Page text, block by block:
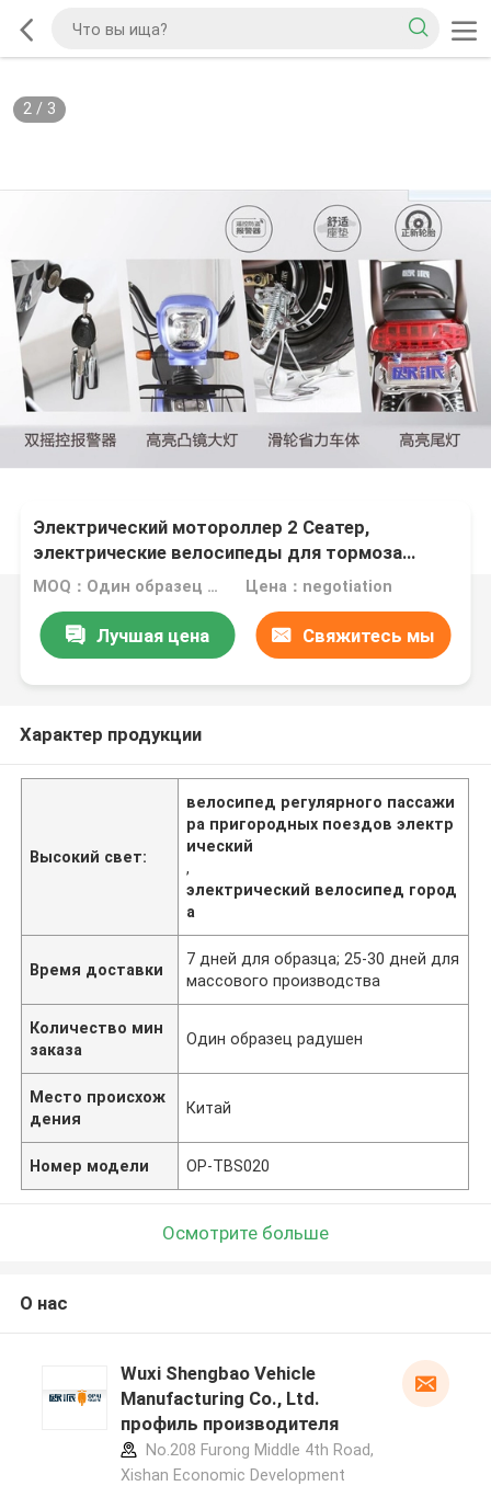
2/ 3
Электрический мотороллер 2 Сеатер,
электрические велосипеды для тормоза
взрослых заднего с замком
MOQ：Один образец радушен Цена：negotiation
Лучшая цена Свяжитесь мы
Характер продукции
Высокий свет:
велосипед регулярного пассажи
ра пригородных поездов электр
ический
,
электрический велосипед город
а
Время доставки
7 дней для образца; 25-30 дней для
массового производства
Количество мин
заказа
Один образец радушен
Место происхож
дения
Китай
Номер модели OP-TBS020
Осмотрите больше
О нас
Wuxi Shengbao Vehicle
Manufacturing Co., Ltd.
профиль производителя
No.208 Furong Middle 4th Road,
Xishan Economic Development